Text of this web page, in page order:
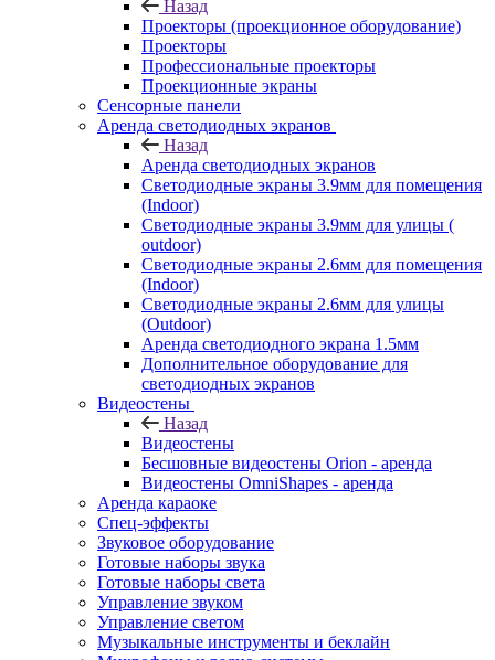
Назад
Проекторы (проекционное оборудование)
Проекторы
Профессиональные проекторы
Проекционные экраны
Сенсорные панели
Аренда светодиодных экранов
Назад
Аренда светодиодных экранов
Светодиодные экраны 3.9мм для помещения
(Indoor)
Светодиодные экраны 3.9мм для улицы (
outdoor)
Светодиодные экраны 2.6мм для помещения
(Indoor)
Светодиодные экраны 2.6мм для улицы
(Outdoor)
Аренда светодиодного экрана 1.5мм
Дополнительное оборудование для
светодиодных экранов
Видеостены
Назад
Видеостены
Бесшовные видеостены Orion - аренда
Видеостены OmniShapes - аренда
Аренда караоке
Спец-эффекты
Звуковое оборудование
Готовые наборы звука
Готовые наборы света
Управление звуком
Управление светом
Музыкальные инструменты и беклайн